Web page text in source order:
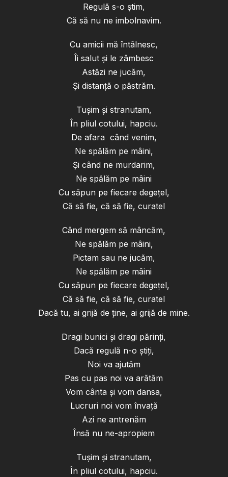
Regulă s-o știm,
Că să nu ne imbolnavim.
Cu amicii mă întâlnesc,
Îi salut și le zâmbesc
Astăzi ne jucăm,
Și distanță o păstrăm.
Tușim și stranutam,
În pliul cotului, hapciu.
De afara când venim,
Ne spălăm pe mâini,
Și când ne murdarim,
Ne spălăm pe mâini
Cu săpun pe fiecare degețel,
Că să fie, că să fie, curatel
Când mergem să mâncăm,
Ne spălăm pe mâini,
Pictam sau ne jucăm,
Ne spălăm pe mâini
Cu săpun pe fiecare degețel,
Că să fie, că să fie, curatel
Dacă tu, ai grijă de ține, ai grijă de mine.
Dragi bunici și dragi părinți,
Dacă regulă n-o știți,
Noi va ajutăm
Pas cu pas noi va arătăm
Vom cânta și vom dansa,
Lucruri noi vom învață
Azi ne antrenăm
Însă nu ne-apropiem
Tușim și stranutam,
În pliul cotului, hapciu.